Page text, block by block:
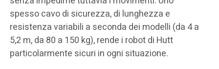
spesso cavo di sicurezza, di lunghezza e
resistenza variabili a seconda dei modelli (da 4 a
5,2 m, da 80 a 150 kg), rende i robot di Hutt
particolarmente sicuri in ogni situazione.